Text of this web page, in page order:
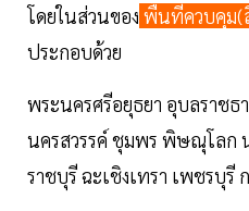
โดยในส่วนของ พื้นที่ควบคุม(
ประกอบด้วย
พระนครศรีอยุธยา อุบลราชธ
นครสวรรค์ ชุมพร พิษณุโลก
ราชบุรี ฉะเชิงเทรา เพชรบุรี